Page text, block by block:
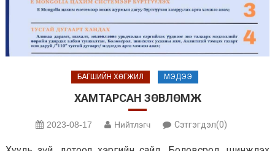
БАГШИЙН ХӨГЖИЛ МЭДЭЭ
ХАМТАРСАН ЗӨВЛӨМЖ
2023-08-17 Нийтлэгч Сэтгэгдэл(0)